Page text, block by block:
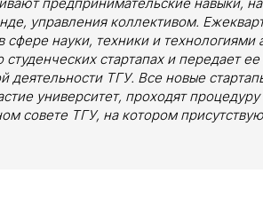
предпринимательские навыки,
управления коллективом.
сфере науки, техники и технологиями
стартапах и передает
деятельности ТГУ. Все новые
университет, проходят процедуру
совете ТГУ, на котором